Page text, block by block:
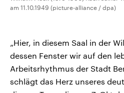
am 11.10.1949 (picture-alliance / dpa)
„Hier, in diesem Saal in der
dessen Fenster wir auf den
Arbeitsrhythmus der Stadt
schlägt das Herz unseres